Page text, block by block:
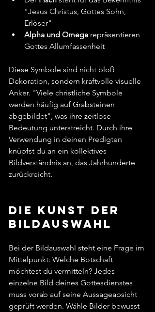
"Jesus Christus, Gottes Sohn,
Erlöser"
Alpha und Omega repräsentieren
Gottes Allumfassenheit
Diese Symbole sind nicht bloß
Dekoration, sondern kraftvolle visuelle
Anker. "Viele christliche Symbole
werden häufig auf Grabsteinen
abgebildet", was ihre zeitlose
Bedeutung unterstreicht. Durch ihre
Verwendung in deinen Predigten
knüpfst du an ein kollektives
Bildverständnis an, das Jahrhunderte
zurückreicht.
Die Kunst der
Bildauswahl
Bei der Bildauswahl steht eine Frage im
Mittelpunkt: Welche Botschaft
möchtest du vermitteln? Jedes
einzelne Bild deines Gottesdienstes
muss vorab auf seine Aussageabsicht
geprüft werden. Wähle Bilder bewusst